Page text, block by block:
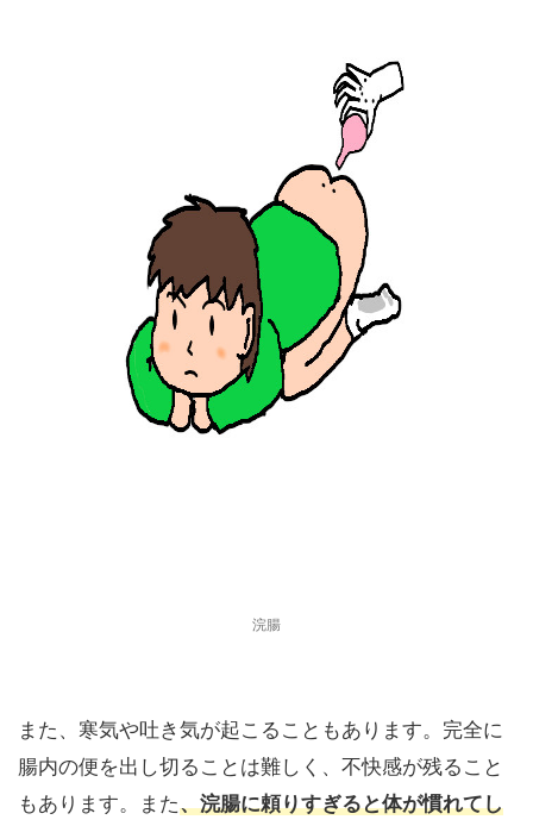
浣腸
また、寒気や吐き気が起こることもあります。完全に
腸内の便を出し切ることは難しく、不快感が残ること
もあります。また、浣腸に頼りすぎると体が慣れてし